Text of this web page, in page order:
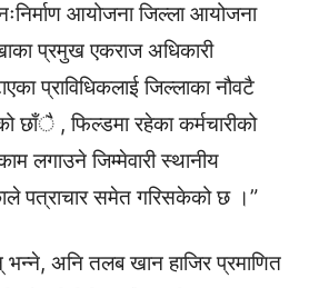
आयोजना जिल्ला आयोजना
प्रमुख एकराज अधिकारी
प्राविधिकलाई जिल्लाका नौवटै
छाँै , फिल्डमा रहेका कर्मचारीको
लगाउने जिम्मेवारी स्थानीय
पत्राचार समेत गरिसकेको छ ।”
भन्ने, अनि तलब खान हाजिर प्रमाणित